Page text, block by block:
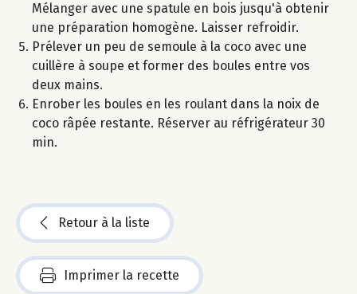
Mélanger avec une spatule en bois jusqu'à obtenir
une préparation homogène. Laisser refroidir.
Prélever un peu de semoule à la coco avec une
cuillère à soupe et former des boules entre vos
deux mains.
Enrober les boules en les roulant dans la noix de
coco râpée restante. Réserver au réfrigérateur 30
min.
Retour à la liste
Imprimer la recette